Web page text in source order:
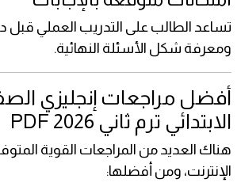
تساعد الطالب على التدريب العملي قبل
ومعرفة شكل الأسئلة النهائية.
أفضل مراجعات إنجليزي
الابتدائي ترم ثاني 2026 PDF
هناك العديد من المراجعات القوية
الإنترنت، ومن أفضلها: